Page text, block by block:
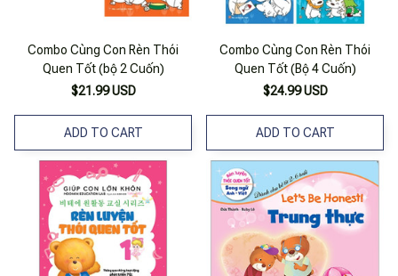
Combo Cùng Con Rèn Thói
Quen Tốt (bộ 2 Cuốn)
$21.99 USD
ADD TO CART
Combo Cùng Con Rèn Thói
Quen Tốt (Bộ 4 Cuốn)
$24.99 USD
ADD TO CART